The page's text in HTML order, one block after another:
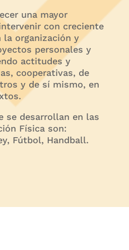
una mayor
con creciente
la organización y
personales y
actitudes y
cooperativas, de
y de sí mismo, en
se desarrollan en las
Física son:
Fútbol, Handball.